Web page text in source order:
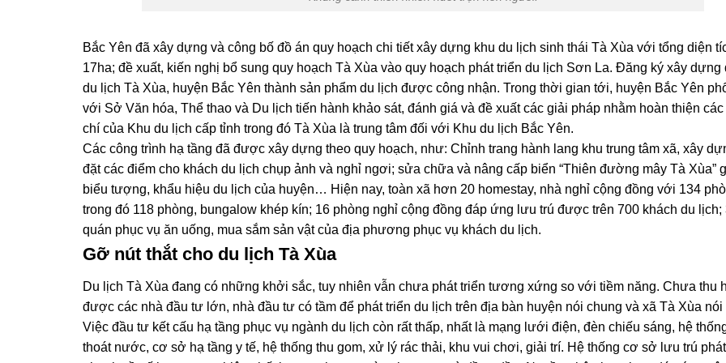
Bắc Yên đã xây dựng và công bố đồ án quy hoạch chi tiết xây dựng khu du lịch sinh thái Tà Xùa với tổng diện
17ha; đề xuất, kiến nghị bổ sung quy hoạch Tà Xùa vào quy hoạch phát triển du lịch Sơn La. Đăng ký xây dựng
du lịch Tà Xùa, huyện Bắc Yên thành sản phẩm du lịch được công nhận. Trong thời gian tới, huyện Bắc Yên
với Sở Văn hóa, Thể thao và Du lịch tiến hành khảo sát, đánh giá và đề xuất các giải pháp nhằm hoàn thiện các
chí của Khu du lịch cấp tỉnh trong đó Tà Xùa là trung tâm đối với Khu du lịch Bắc Yên.
Các công trình hạ tầng đã được xây dựng theo quy hoạch, như: Chỉnh trang hành lang khu trung tâm xã, xây
đặt các điểm cho khách du lịch chụp ảnh và nghỉ ngơi; sửa chữa và nâng cấp biển “Thiên đường mây Tà Xùa”
biểu tượng, khẩu hiệu du lịch của huyện… Hiện nay, toàn xã hơn 20 homestay, nhà nghỉ cộng đồng với 134
trong đó 118 phòng, bungalow khép kín; 16 phòng nghỉ cộng đồng đáp ứng lưu trú được trên 700 khách du lịch;
quán phục vụ ăn uống, mua sắm sản vật của địa phương phục vụ khách du lịch.
Gỡ nút thắt cho du lịch Tà Xùa
Du lịch Tà Xùa đang có những khởi sắc, tuy nhiên vẫn chưa phát triển tương xứng so với tiềm năng. Chưa thu
được các nhà đầu tư lớn, nhà đầu tư có tầm để phát triển du lịch trên địa bàn huyện nói chung và xã Tà Xùa nói
Việc đầu tư kết cấu hạ tầng phục vụ ngành du lịch còn rất thấp, nhất là mạng lưới điện, đèn chiếu sáng, hệ
thoát nước, cơ sở hạ tầng y tế, hệ thống thu gom, xử lý rác thải, khu vui chơi, giải trí. Hệ thống cơ sở lưu trú